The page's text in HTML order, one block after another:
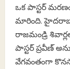
ఒక పాస్టర్
మారింది.
రాజమండ్రి
పాస్టర్ ప్రవీణ్
వేగవంతంగా